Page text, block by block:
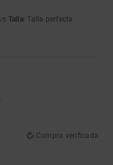
/5 Talla: Talla perfecta
Compra verificada